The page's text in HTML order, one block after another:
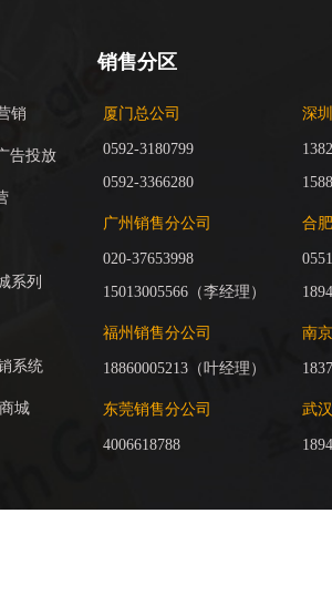
销
告投放
系列
系统
城
销售分区
厦门总公司
0592-3180799
0592-3366280
深
广州销售分公司
020-37653998
15013005566（李经理）
合
福州销售分公司
18860005213（叶经理）
南
东莞销售分公司
4006618788
武